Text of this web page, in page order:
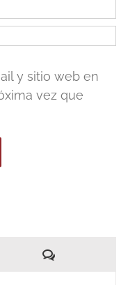
y sitio web en
vez que
Comentarios